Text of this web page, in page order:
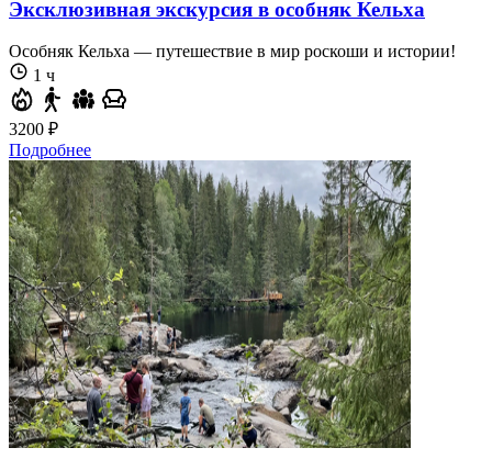
Эксклюзивная экскурсия в особняк Кельха
Особняк Кельха — путешествие в мир роскоши и истории!
1 ч
3200 ₽
Подробнее